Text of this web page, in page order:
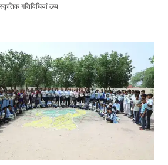
गतिविधियां ठप्प